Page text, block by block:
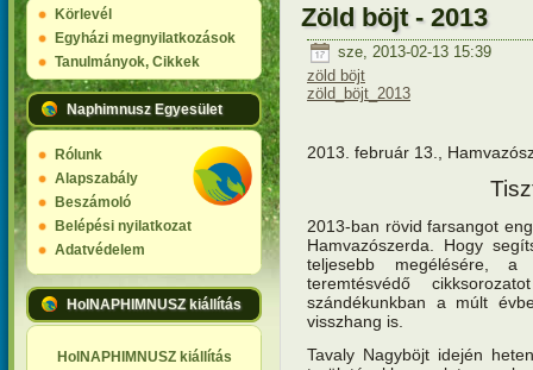
Körlevél
Egyházi megnyilatkozások
Tanulmányok, Cikkek
Naphimnusz Egyesület
Rólunk
Alapszabály
Beszámoló
Belépési nyilatkozat
Adatvédelem
HolNAPHIMNUSZ kiállítás
HolNAPHIMNUSZ kiállítás
Zöld böjt - 2013
sze, 2013-02-13 15:39
zöld böjt
zöld_böjt_2013
2013. február 13.,
2013-ban rövid farsangot
Hamvazószerda. Hogy
teljesebb megélésére,
teremtésvédő
szándékunkban a múlt
visszhang is.
Tavaly Nagyböjt idején